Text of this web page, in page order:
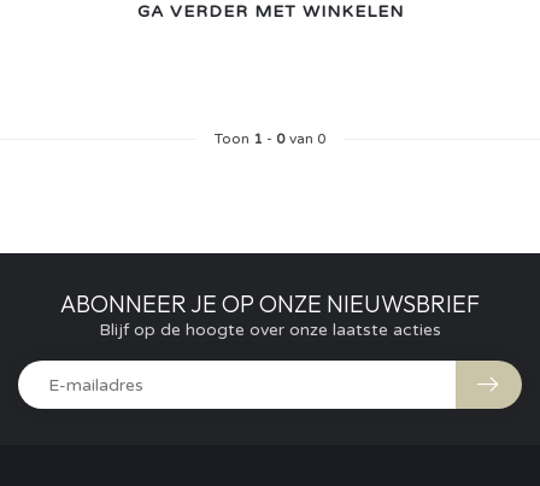
GA VERDER MET WINKELEN
Toon 1 - 0van 0
ABONNEER JE OP ONZE NIEUWSBRIEF
Blijf op de hoogte over onze laatste acties